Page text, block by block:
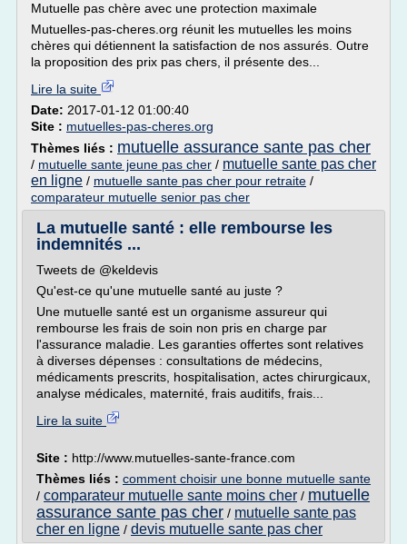
Mutuelle pas chère avec une protection maximale
Mutuelles-pas-cheres.org réunit les mutuelles les moins
chères qui détiennent la satisfaction de nos assurés. Outre
la proposition des prix pas chers, il présente des...
Lire la suite
Date: 2017-01-12 01:00:40
Site : mutuelles-pas-cheres.org
Thèmes liés : mutuelle assurance sante pas cher
/ mutuelle sante jeune pas cher / mutuelle sante pas cher
en ligne / mutuelle sante pas cher pour retraite /
comparateur mutuelle senior pas cher
La mutuelle santé : elle rembourse les
indemnités ...
Tweets de @keldevis
Qu'est-ce qu'une mutuelle santé au juste ?
Une mutuelle santé est un organisme assureur qui
rembourse les frais de soin non pris en charge par
l'assurance maladie. Les garanties offertes sont relatives
à diverses dépenses : consultations de médecins,
médicaments prescrits, hospitalisation, actes chirurgicaux,
analyse médicales, maternité, frais auditifs, frais...
Lire la suite
Site : http://www.mutuelles-sante-france.com
Thèmes liés : comment choisir une bonne mutuelle sante
/ comparateur mutuelle sante moins cher / mutuelle
assurance sante pas cher / mutuelle sante pas
cher en ligne / devis mutuelle sante pas cher